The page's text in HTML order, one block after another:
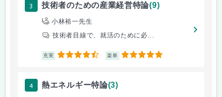
3 技術者のための産業経営特論(9)
小林裕一先生
技術者目線で、就活のために必...
充実 4.5 楽単 5
4 熱エネルギー特論(3)